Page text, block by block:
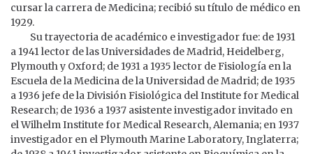
cursar la carrera de Medicina; recibió su título de médico en
1929.
Su trayectoria de académico e investigador fue: de 1931
a 1941 lector de las Universidades de Madrid, Heidelberg,
Plymouth y Oxford; de 1931 a 1935 lector de Fisiología en la
Escuela de la Medicina de la Universidad de Madrid; de 1935
a 1936 jefe de la División Fisiológica del Institute for Medical
Research; de 1936 a 1937 asistente investigador invitado en
el Wilhelm Institute for Medical Research, Alemania; en 1937
investigador en el Plymouth Marine Laboratory, Inglaterra;